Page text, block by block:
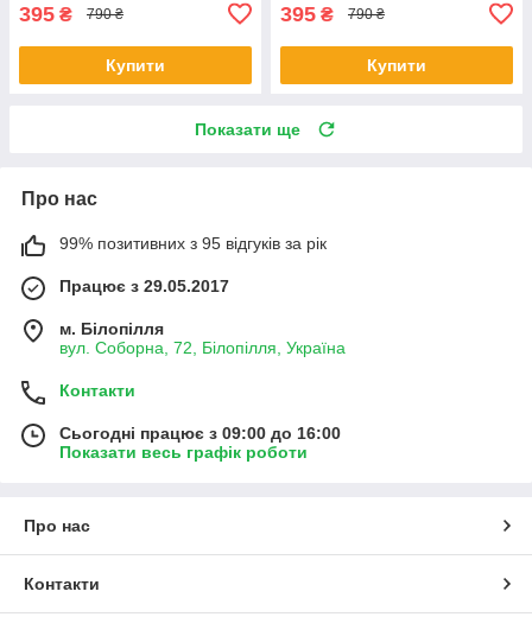
395 ₴ 790 ₴
Купити
395 ₴ 790 ₴
Купити
Показати ще
Про нас
99% позитивних з 95 відгуків за рік
Працює з 29.05.2017
м. Білопілля
вул. Соборна, 72, Білопілля, Україна
Контакти
Сьогодні працює з 09:00 до 16:00
Показати весь графік роботи
Про нас
Контакти